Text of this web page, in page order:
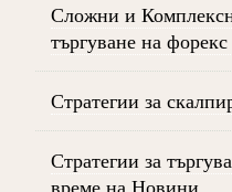
Сложни и
търгуване на форекс
Стратегии за
Стратегии за